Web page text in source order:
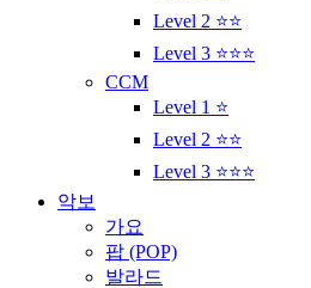
Level 2 ⭐⭐
Level 3 ⭐⭐⭐
CCM
Level 1 ⭐
Level 2 ⭐⭐
Level 3 ⭐⭐⭐
악보
가요
팝 (POP)
발라드